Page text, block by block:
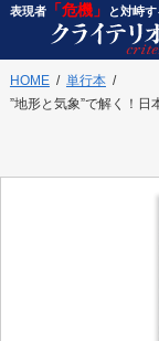
表現者「危機」 と対峙
HOME
単行本
”地形と気象”で解く！